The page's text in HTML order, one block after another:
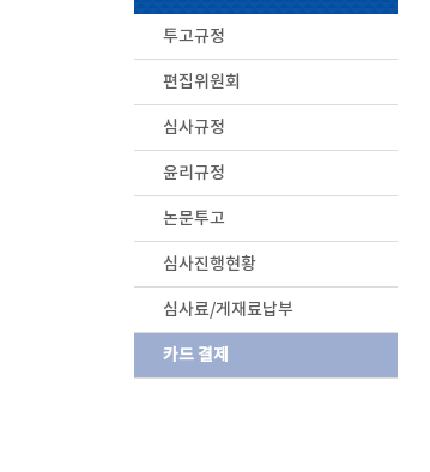
투고규정
편집위원회
심사규정
윤리규정
논문투고
심사진행현황
심사료/게재료납부
카드 결제